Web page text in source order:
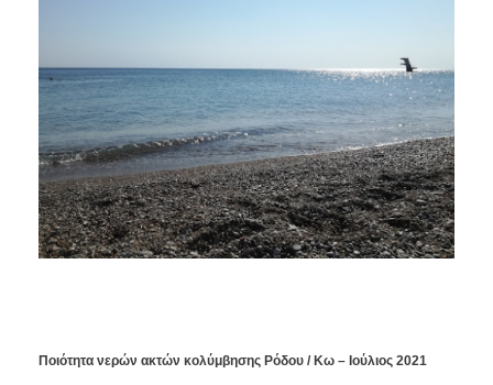
Ποιότητα νερών ακτών κολύμβησης Ρόδου / Κω – Ιούλιος 2021